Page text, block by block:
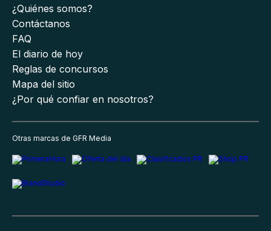
¿Quiénes somos?
Contáctanos
FAQ
El diario de hoy
Reglas de concursos
Mapa del sitio
¿Por qué confiar en nosotros?
Otras marcas de GFR Media